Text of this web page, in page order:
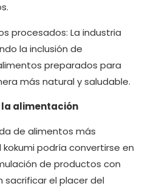
procesados: La industria
la inclusión de
preparados para
más natural y saludable.
la alimentación
de alimentos más
podría convertirse en
de productos con
sacrificar el placer del